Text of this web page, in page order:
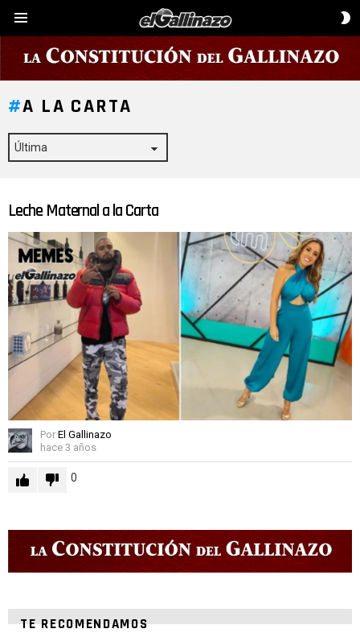
A LA CARTA
ÚLTIMAS
Leche Maternal a la Carta
Por El Gallinazo
hace 3 años
0
TE RECOMENDAMOS